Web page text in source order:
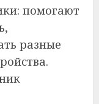
помогают
разные